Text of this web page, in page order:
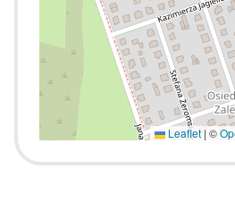
Leaflet | ©